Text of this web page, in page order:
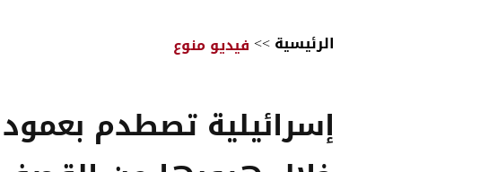
الرئيسية>>فيديو منوع
إسرائيلية تصطدم بعمود